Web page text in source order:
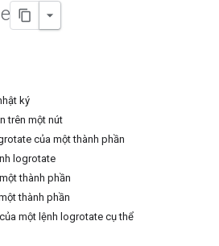
ký
trên một nút
của một thành phần
logrotate
thành phần
thành phần
một lệnh logrotate cụ thể